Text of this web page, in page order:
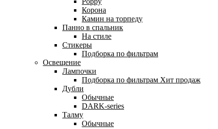
Корона
Камин на торпеду
Панно в спальник
На стиле
Стикеры
Подборка по фильтрам
Освещение
Лампочки
Подборка по фильтрам Хит продаж
Дубли
Обычные
DARK-series
Талму
Обычные